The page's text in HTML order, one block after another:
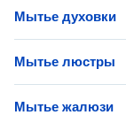
Мытье духовки
Мытье люстры
Мытье жалюзи